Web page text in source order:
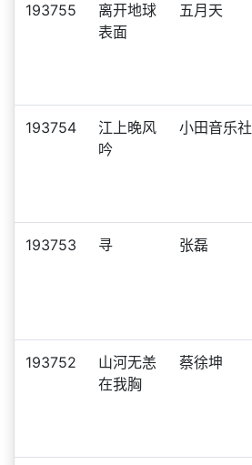
193755
离开地球
表面
五月天
193754
江上晚风
吟
小田音乐社
193753 寻 张磊
193752
山河无恙
在我胸
蔡徐坤